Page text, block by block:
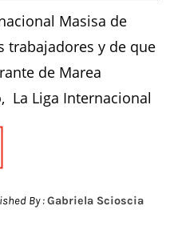
Masisa de
trabajadores y de que
de Marea
La Liga Internacional
By :Gabriela Scioscia